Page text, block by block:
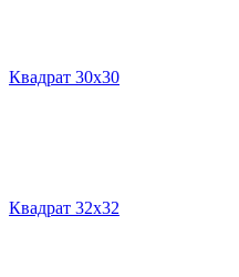
Квадрат 30х30
Квадрат 32х32